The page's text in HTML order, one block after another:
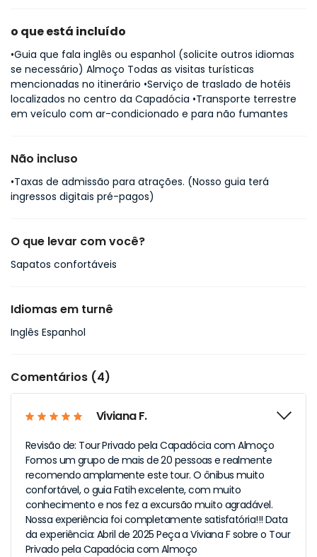
o que está incluído
•Guia que fala inglês ou espanhol (solicite outros idiomas
se necessário) Almoço Todas as visitas turísticas
mencionadas no itinerário •Serviço de traslado de hotéis
localizados no centro da Capadócia •Transporte terrestre
em veículo com ar-condicionado e para não fumantes
Não incluso
•Taxas de admissão para atrações. (Nosso guia terá
ingressos digitais pré-pagos)
O que levar com você?
Sapatos confortáveis
Idiomas em turnê
Inglês Espanhol
Comentários (4)
Viviana F.
Revisão de: Tour Privado pela Capadócia com Almoço
Fomos um grupo de mais de 20 pessoas e realmente
recomendo amplamente este tour. O ônibus muito
confortável, o guia Fatih excelente, com muito
conhecimento e nos fez a excursão muito agradável.
Nossa experiência foi completamente satisfatória!!! Data
da experiência: Abril de 2025 Peça a Viviana F sobre o Tour
Privado pela Capadócia com Almoço